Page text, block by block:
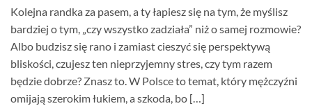
Kolejna randka za pasem, a ty łapiesz się na tym, że myślisz
bardziej o tym, „czy wszystko zadziała” niż o samej rozmowie?
Albo budzisz się rano i zamiast cieszyć się perspektywą
bliskości, czujesz ten nieprzyjemny stres, czy tym razem
będzie dobrze? Znasz to. W Polsce to temat, który mężczyźni
omijają szerokim łukiem, a szkoda, bo […]